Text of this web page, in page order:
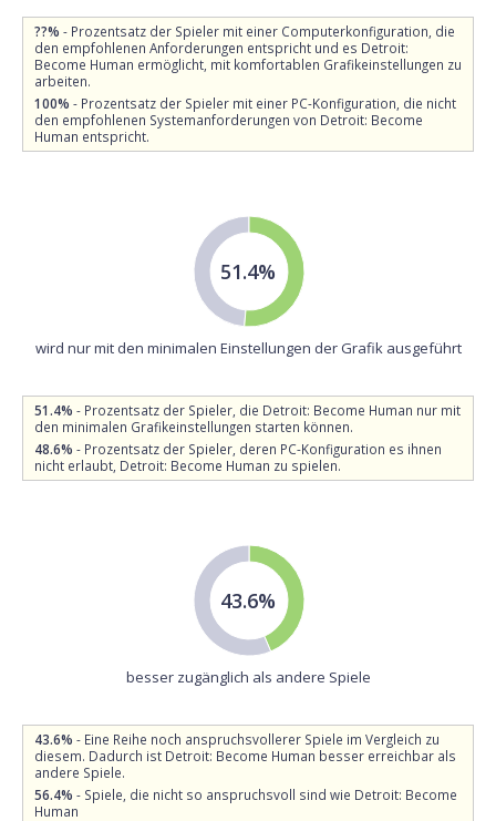
??% - Prozentsatz der Spieler mit einer Computerkonfiguration, die
den empfohlenen Anforderungen entspricht und es Detroit:
Become Human ermöglicht, mit komfortablen Grafikeinstellungen zu
arbeiten.
100% - Prozentsatz der Spieler mit einer PC-Konfiguration, die nicht
den empfohlenen Systemanforderungen von Detroit: Become
Human entspricht.
51.4%
wird nur mit den minimalen Einstellungen der Grafik ausgeführt
51.4% - Prozentsatz der Spieler, die Detroit: Become Human nur mit
den minimalen Grafikeinstellungen starten können.
48.6% - Prozentsatz der Spieler, deren PC-Konfiguration es ihnen
nicht erlaubt, Detroit: Become Human zu spielen.
43.6%
besser zugänglich als andere Spiele
43.6% - Eine Reihe noch anspruchsvollerer Spiele im Vergleich zu
diesem. Dadurch ist Detroit: Become Human besser erreichbar als
andere Spiele.
56.4% - Spiele, die nicht so anspruchsvoll sind wie Detroit: Become
Human